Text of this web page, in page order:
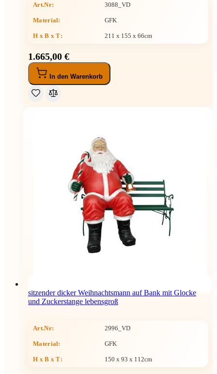
Art.Nr: 3088_VD
Material: GFK
H x B x T: 211 x 155 x 66cm
1.665,00 €
In den Warenkorb
sitzender dicker Weihnachtsmann auf Bank mit Glocke
und Zuckerstange lebensgroß
Art.Nr: 2996_VD
Material: GFK
H x B x T: 150 x 93 x 112cm